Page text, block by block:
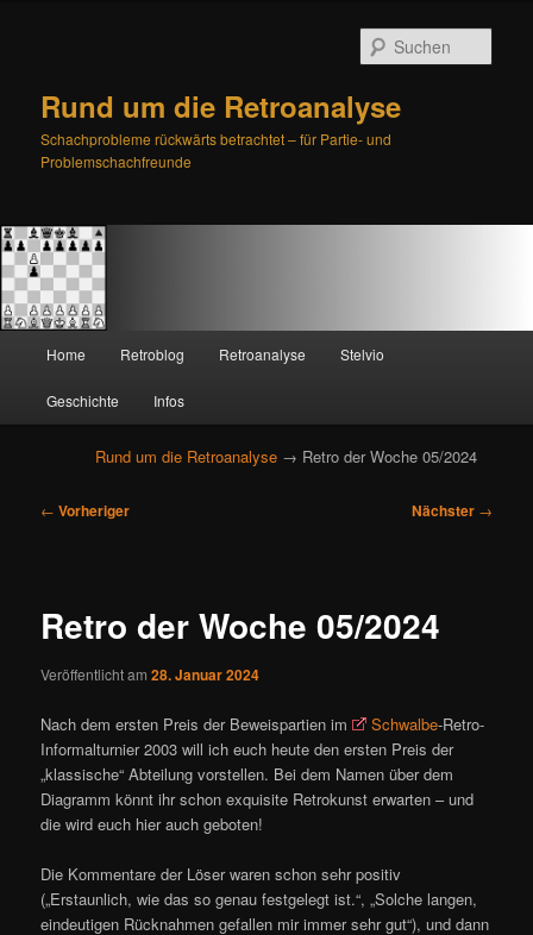
Rund um die Retroanalyse
Schachprobleme rückwärts betrachtet – für Partie- und
Problemschachfreunde
Zum
primären
Inhalt
springen
Zum
sekundären
Inhalt
springen
Home Retroblog Retroanalyse Stelvio
Geschichte Infos
Rund um die Retroanalyse → Retro der Woche 05/2024
B
a
s
a
v
i
g
a
i
o
← Vorheriger Nächster →
Retro der Woche 05/2024
Veröffentlicht am28. Januar 2024
Nach dem ersten Preis der Beweispartien im Schwalbe-Retro-
Informalturnier 2003 will ich euch heute den ersten Preis der
„klassische“ Abteilung vorstellen. Bei dem Namen über dem
Diagramm könnt ihr schon exquisite Retrokunst erwarten – und
die wird euch hier auch geboten!
Die Kommentare der Löser waren schon sehr positiv
(„Erstaunlich, wie das so genau festgelegt ist.“, „Solche langen,
eindeutigen Rücknahmen gefallen mir immer sehr gut“), und dann